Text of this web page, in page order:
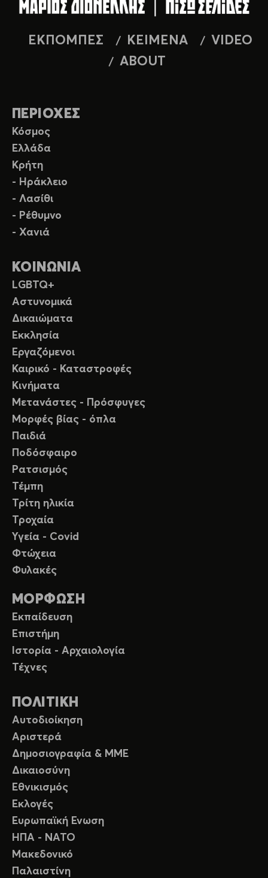
ΕΚΠΟΜΠΕΣ ΚΕΙΜΕΝΑ
VIDEO
ABOUT
ΠΕΡΙΟΧΕΣ
Κόσμος
Ελλάδα
Κρήτη
- Ηράκλειο
- Λασίθι
- Ρέθυμνο
- Χανιά
ΚΟΙΝΩΝΙΑ
LGBTQ+
Αστυνομικά
Δικαιώματα
Εκκλησία
Εργαζόμενοι
Καιρικό - Καταστροφές
Κινήματα
Μετανάστες - Πρόσφυγες
Μορφές βίας - όπλα
Παιδιά
Ποδόσφαιρο
Ρατσισμός
Τέμπη
Τρίτη ηλικία
Τροχαία
Υγεία - Covid
Φτώχεια
Φυλακές
ΜΟΡΦΩΣΗ
Εκπαίδευση
Επιστήμη
Ιστορία - Αρχαιολογία
Τέχνες
ΠΟΛΙΤΙΚΗ
Αυτοδιοίκηση
Αριστερά
Δημοσιογραφία & ΜΜΕ
Δικαιοσύνη
Εθνικισμός
Εκλογές
Ευρωπαϊκή Ενωση
ΗΠΑ - ΝΑΤΟ
Μακεδονικό
Παλαιστίνη